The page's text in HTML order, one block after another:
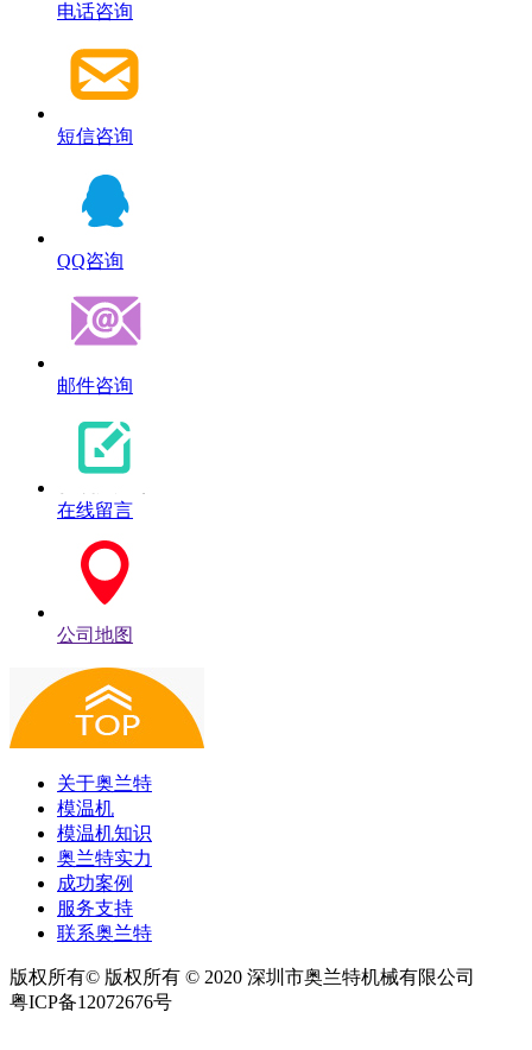
电话咨询
短信咨询
QQ咨询
邮件咨询
在线留言
公司地图
关于奥兰特
模温机
模温机知识
奥兰特实力
成功案例
服务支持
联系奥兰特
版权所有© 版权所有 © 2020 深圳市奥兰特机械有限公司
粤ICP备12072676号